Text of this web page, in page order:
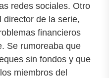
redes sociales. Otro
director de la serie,
financieros
Se rumoreaba que
sin fondos y que
miembros del